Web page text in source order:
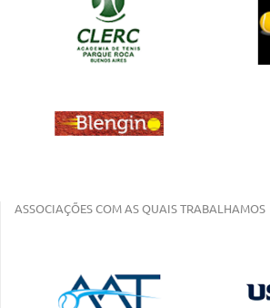
ASSOCIAÇÕES COM AS QUAIS TRABALHAMOS